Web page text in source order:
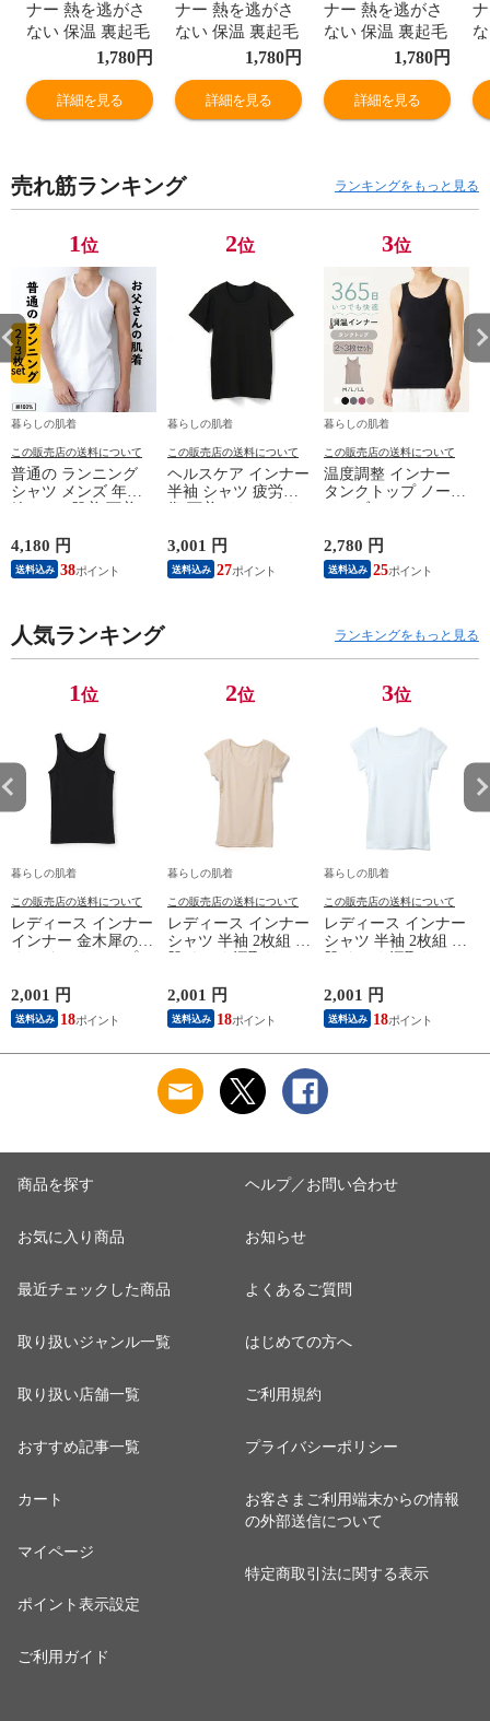
ナー 熱を逃がさ
ない 保温 裏起毛
ハイネック リブ
付き 暖かい 秋冬
婦人 女性 下着
肌着 24AW ブラ
M/L/LL K6450T-E
防寒
1,780円
詳細を見る
ナー 熱を逃がさ
ない 保温 裏起毛
ハイネック リブ
付き 暖かい 秋冬
婦人 女性 下着
肌着 24AW ブラ
M/L/LL K6450T-E
防寒
1,780円
詳細を見る
ナー 熱を逃がさ
ない 保温 裏起毛
ハイネック リブ
付き 暖かい 秋冬
婦人 女性 下着
肌着 24AW ブラ
M/L/LL K6450T-E
防寒
1,780円
詳細を見る
売れ筋ランキング ランキングをもっと見る
1位
暮らしの肌着
この販売店の送料について
普通の ランニング
シャツ メンズ 年間
綿100 % 肌着 下着 U
ンクトップ ノースリ
ーブ インナー 紳士
男性 シニア 抗菌 防
4,180 円
送料込み 38
2位
暮らしの肌着
この販売店の送料について
ヘルスケア インナー
半袖 シャツ 疲労回
復 下着 インナーウ
外線 疲労軽減 ボデ
ィケア 健康 プレゼ
ント ギフト ヘルス
3,001 円
送料込み 27
3位
暮らしの肌着
この販売店の送料について
温度調整 インナー
タンクトップ ノース
リーブ レディース
オフホワイト/ブラウ
ン/ブラック/チャコ
ールグレー/ピンク
2,780 円
送料込み 25
人気ランキング ランキングをもっと見る
1位
暮らしの肌着
この販売店の送料について
レディース インナー
インナー 金木犀のめ
ぐみ タンクトップ
っとり 保湿 ストレ
ッチ ボタニカル タ
ンクトップ 秋冬 お
2,001 円
送料込み 18
2位
暮らしの肌着
この販売店の送料について
レディース インナー
シャツ 半袖 2枚組 素
肌ドライ 汗取り フ
り インナーシャツ
パッド付き 春夏 汗
染み 防止 汗 対策 綿
ット工業 S5022B-RT
涼しい 肌着
2,001 円
送料込み 18
3位
暮らしの肌着
この販売店の送料について
レディース インナー
シャツ 半袖 2枚組 素
肌ドライ 汗取り フ
り インナーシャツ
パッド付き 春夏 汗
染み 防止 汗 対策 綿
ット工業 S5022B-RT
涼しい 肌着
2,001 円
送料込み 18
商品を探す
お気に入り商品
最近チェックした商品
取り扱いジャンル一覧
取り扱い店舗一覧
おすすめ記事一覧
カート
マイページ
ポイント表示設定
ご利用ガイド
ヘルプ／お問い合わせ
お知らせ
よくあるご質問
はじめての方へ
ご利用規約
プライバシーポリシー
お客さまご利用端末からの情報
の外部送信について
特定商取引法に関する表示